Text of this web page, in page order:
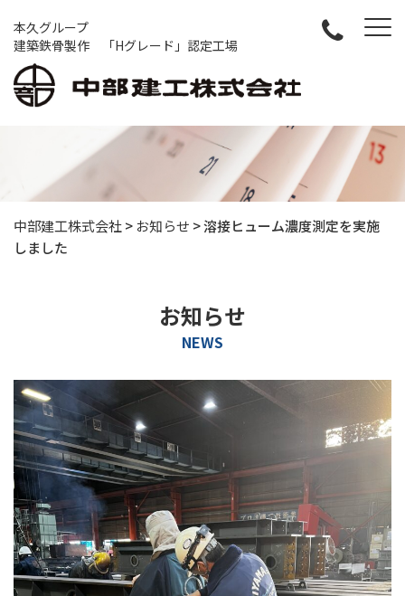
本久グループ
建築鉄骨製作 「Hグレード」認定工場
中部建工株式会社> お知らせ >溶接ヒューム濃度測定を実施
しました
お知らせ
NEWS